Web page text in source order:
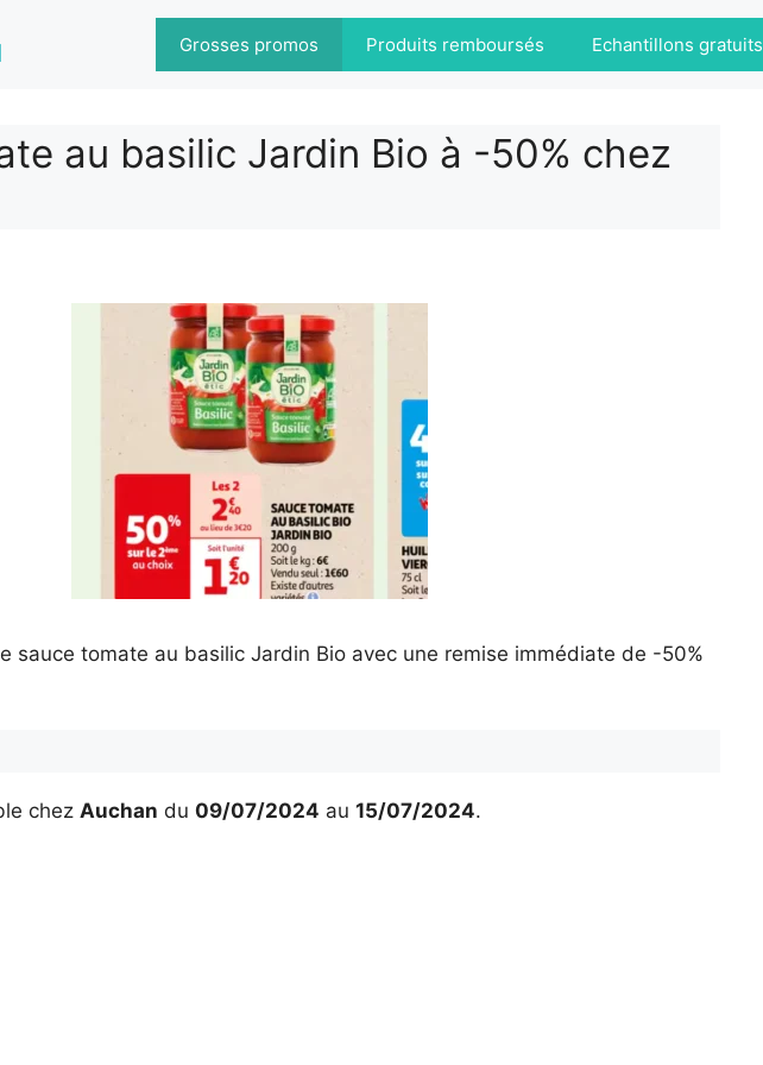
Grosses promos Produits remboursés Echantillons gratuits
au basilic Jardin Bio à -50% chez
sauce tomate au basilic Jardin Bio avec une remise immédiate de -50%
chez Auchan du 09/07/2024 au 15/07/2024.